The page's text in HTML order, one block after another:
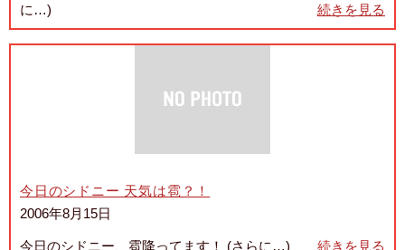
に…)
続きを見る
今日のシドニー 天気は雹？！
2006年8月15日
今日のシドニー、雹降ってます！ (さらに…) 続きを見る